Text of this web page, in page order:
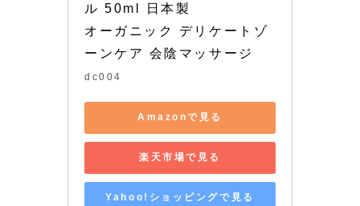
ル 50ml 日本製
オーガニック デリケートゾ
ーンケア 会陰マッサージ
dc004
Amazonで見る
楽天市場で見る
Yahoo!ショッピングで見る